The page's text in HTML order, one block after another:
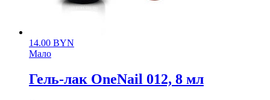
14.00 BYN
Мало
Гель-лак OneNail 012, 8 мл